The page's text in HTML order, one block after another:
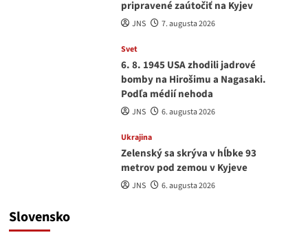
pripravené zaútočiť na Kyjev
JNS 7. augusta 2026
Svet
6. 8. 1945 USA zhodili jadrové
bomby na Hirošimu a Nagasaki.
Podľa médií nehoda
JNS 6. augusta 2026
Ukrajina
Zelenský sa skrýva v hĺbke 93
metrov pod zemou v Kyjeve
JNS 6. augusta 2026
Slovensko